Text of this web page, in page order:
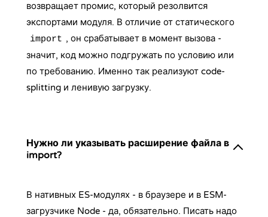
возвращает промис, который резолвится
экспортами модуля. В отличие от статического
import , он срабатывает в момент вызова -
значит, код можно подгружать по условию или
по требованию. Именно так реализуют code-
splitting и ленивую загрузку.
Нужно ли указывать расширение файла в
import?
В нативных ES-модулях - в браузере и в ESM-
загрузчике Node - да, обязательно. Писать надо